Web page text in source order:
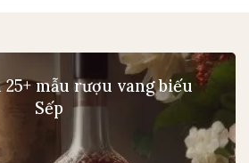
mẫu rượu vang biếu
Sếp